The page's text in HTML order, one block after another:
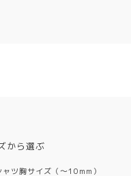
から選ぶ
ャツ胸サイズ（〜10mm）